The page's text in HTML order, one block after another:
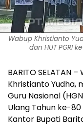
Wabup Khristianto
dan HUT PGRI
‎BARITO SELATAN
Khristianto Yudha,
Guru Nasional
Ulang Tahun ke-
Kantor Bupati